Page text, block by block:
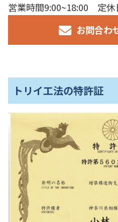
営業時間9:00~18:00 定休
お問合わ
トリイ工法の特許証